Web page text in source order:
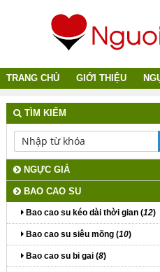
TRANG CHỦ GIỚI THIỆU
TÌM KIẾM
NGỰC GIẢ
BAO CAO SU
Bao cao su kéo dài thời gian (12)
Bao cao su siêu mõng (10)
Bao cao su bi gai (8)